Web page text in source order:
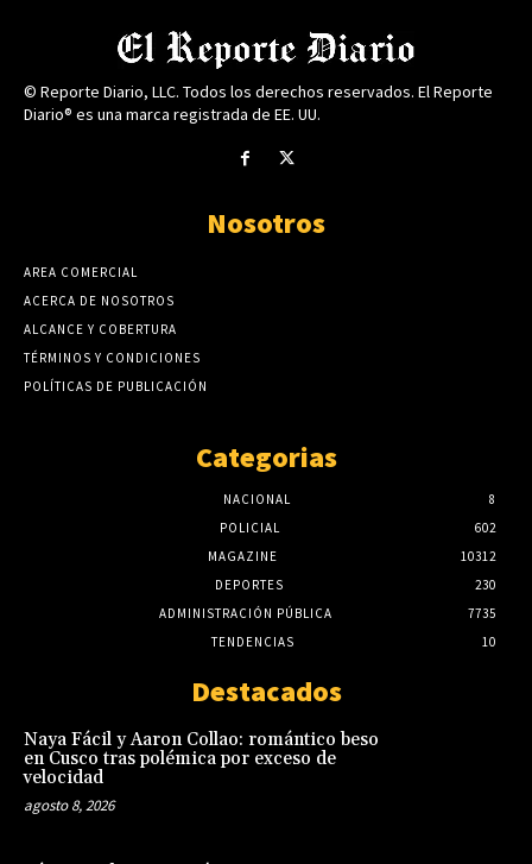
© Reporte Diario, LLC. Todos los derechos reservados. El Reporte
Diario® es una marca registrada de EE. UU.
Nosotros
AREA COMERCIAL
ACERCA DE NOSOTROS
ALCANCE Y COBERTURA
TÉRMINOS Y CONDICIONES
POLÍTICAS DE PUBLICACIÓN
Categorias
NACIONAL
8
POLICIAL
602
MAGAZINE
10312
DEPORTES
230
ADMINISTRACIÓN PÚBLICA
7735
TENDENCIAS
10
Destacados
Naya Fácil y Aaron Collao: romántico beso
en Cusco tras polémica por exceso de
velocidad
agosto 8, 2026